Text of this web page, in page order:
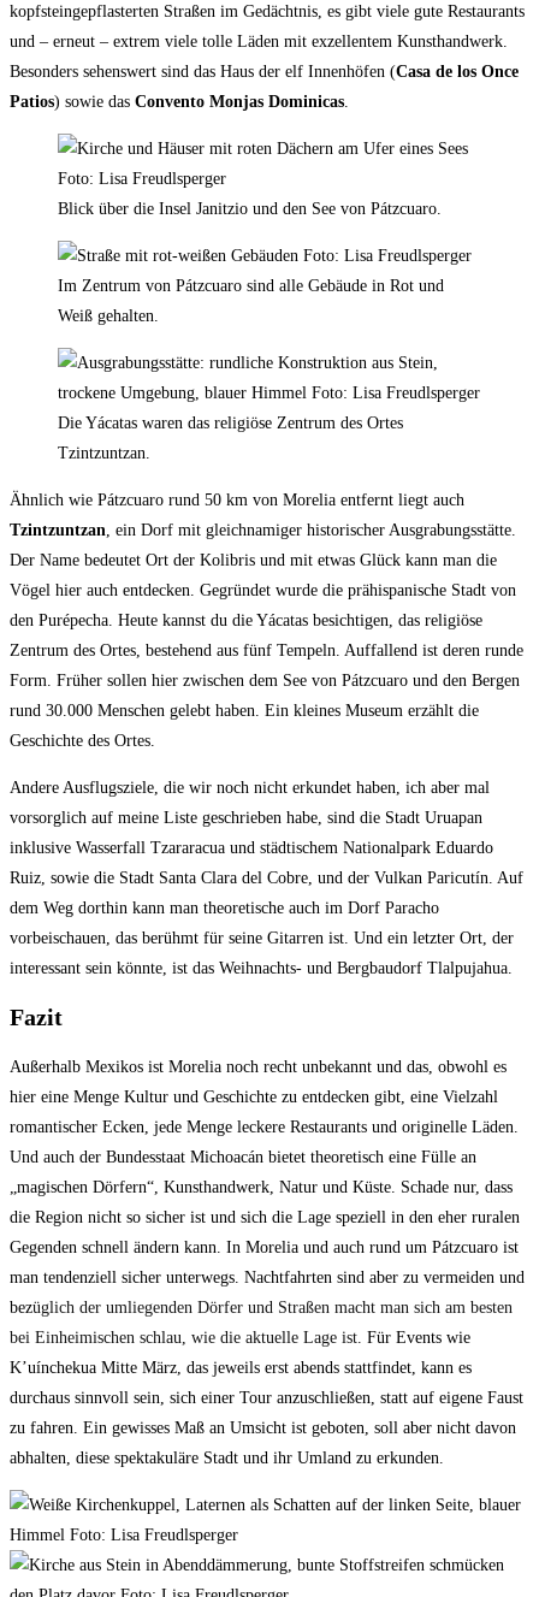
kopfsteingepflasterten Straßen im Gedächtnis, es gibt viele gute Restaurants
und – erneut – extrem viele tolle Läden mit exzellentem Kunsthandwerk.
Besonders sehenswert sind das Haus der elf Innenhöfen (Casa de los Once
Patios) sowie das Convento Monjas Dominicas
Blick über die Insel Janitzio und den See von Pátzcuaro.
Im Zentrum von Pátzcuaro sind alle Gebäude in Rot und
Weiß gehalten.
Die Yácatas waren das religiöse Zentrum des Ortes
Tzintzuntzan.
Ähnlich wie Pátzcuaro rund 50 km von Morelia entfernt liegt auch
Tzintzuntzan , ein Dorf mit gleichnamiger historischer Ausgrabungsstätte.
Der Name bedeutet Ort der Kolibris und mit etwas Glück kann man die
Vögel hier auch entdecken. Gegründet wurde die prähispanische Stadt von
den Purépecha. Heute kannst du die Yácatas besichtigen, das religiöse
Zentrum des Ortes, bestehend aus fünf Tempeln. Auffallend ist deren runde
Form. Früher sollen hier zwischen dem See von Pátzcuaro und den Bergen
rund 30.000 Menschen gelebt haben. Ein kleines Museum erzählt die
Geschichte des Ortes.
Andere Ausflugsziele, die wir noch nicht erkundet haben, ich aber mal
vorsorglich auf meine Liste geschrieben habe, sind die Stadt Uruapan
inklusive Wasserfall Tzararacua und städtischem Nationalpark Eduardo
Ruiz, sowie die Stadt Santa Clara del Cobre, und der Vulkan Paricutín. Auf
dem Weg dorthin kann man theoretische auch im Dorf Paracho
vorbeischauen, das berühmt für seine Gitarren ist. Und ein letzter Ort, der
interessant sein könnte, ist das Weihnachts- und Bergbaudorf Tlalpujahua.
Fazit
Außerhalb Mexikos ist Morelia noch recht unbekannt und das, obwohl es
hier eine Menge Kultur und Geschichte zu entdecken gibt, eine Vielzahl
romantischer Ecken, jede Menge leckere Restaurants und originelle Läden.
Und auch der Bundesstaat Michoacán bietet theoretisch eine Fülle an
„magischen Dörfern“, Kunsthandwerk, Natur und Küste. Schade nur, dass
die Region nicht so sicher ist und sich die Lage speziell in den eher ruralen
Gegenden schnell ändern kann. In Morelia und auch rund um Pátzcuaro ist
man tendenziell sicher unterwegs. Nachtfahrten sind aber zu vermeiden und
bezüglich der umliegenden Dörfer und Straßen macht man sich am besten
bei Einheimischen schlau, wie die aktuelle Lage ist. Für Events wie
K’uínchekua Mitte März, das jeweils erst abends stattfindet, kann es
durchaus sinnvoll sein, sich einer Tour anzuschließen, statt auf eigene Faust
zu fahren. Ein gewisses Maß an Umsicht ist geboten, soll aber nicht davon
abhalten, diese spektakuläre Stadt und ihr Umland zu erkunden.